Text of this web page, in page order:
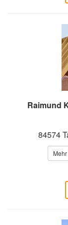
Raimund
84574